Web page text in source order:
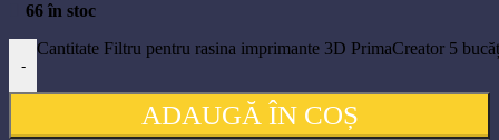
66 în stoc
-
Cantitate Filtru pentru rasina imprimante 3D PrimaCreator 5
ADAUGĂ ÎN COȘ